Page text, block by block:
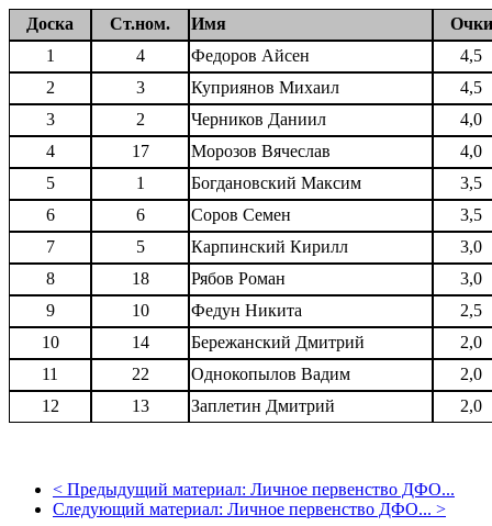
Доска Ст.ном. Имя
Очки
1
4 Федоров Айсен
4,5
2
3 Куприянов Михаил
4,5
3
2 Черников Даниил
4,0
4
17 Морозов Вячеслав
4,0
5
1 Богдановский Максим
3,5
6
6 Соров Семен
3,5
7
5 Карпинский Кирилл
3,0
8
18 Рябов Роман
3,0
9
10 Федун Никита
2,5
10
14 Бережанский Дмитрий
2,0
11
22 Однокопылов Вадим
2,0
12
13 Заплетин Дмитрий 2,0
< Предыдущий материал: Личное первенство ДФО...
Следующий материал: Личное первенство ДФО... >